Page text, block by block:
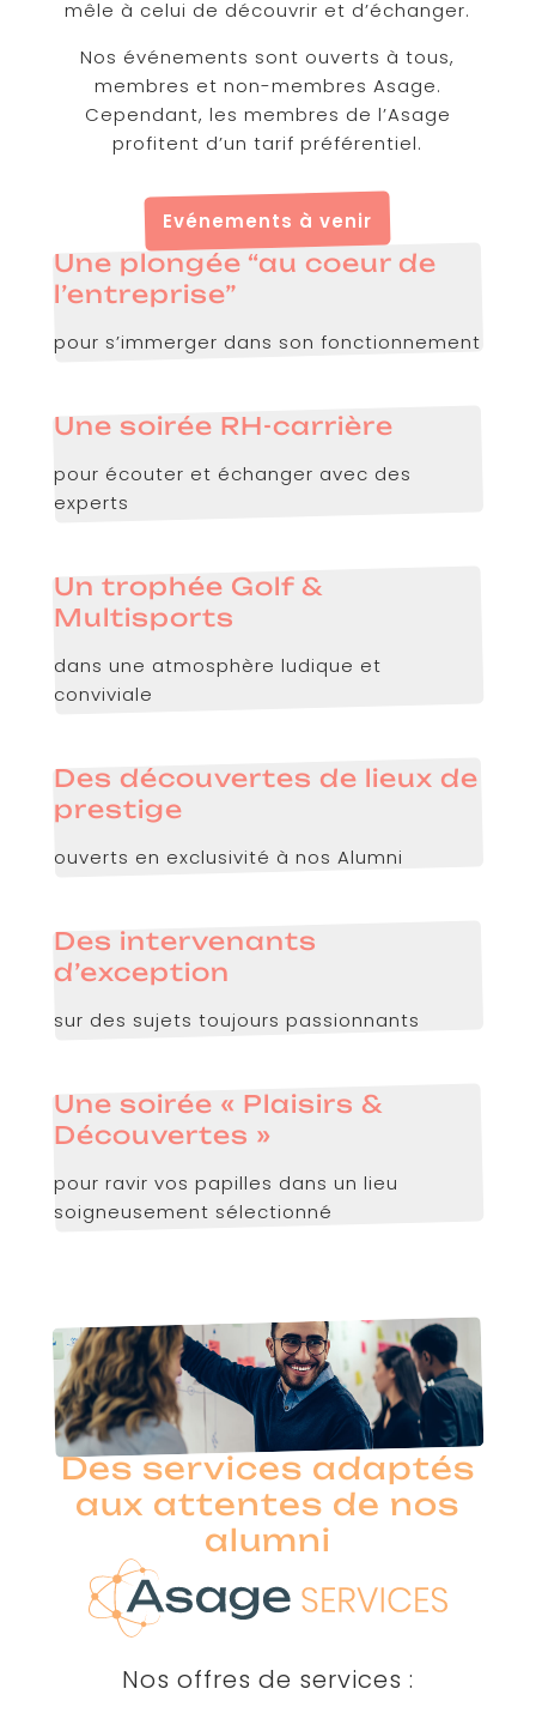
mêle à celui de découvrir et d’échanger.
Nos événements sont ouverts à tous,
membres et non-membres Asage.
Cependant, les membres de l’Asage
profitent d’un tarif préférentiel.
Evénements à venir
Une plongée “au coeur de
l’entreprise”
pour s’immerger dans son fonctionnement
Une soirée RH-carrière
pour écouter et échanger avec des
experts
Un trophée Golf &
Multisports
dans une atmosphère ludique et
conviviale
Des découvertes de lieux de
prestige
ouverts en exclusivité à nos Alumni
Des intervenants
d’exception
sur des sujets toujours passionnants
Une soirée « Plaisirs &
Découvertes »
pour ravir vos papilles dans un lieu
soigneusement sélectionné
Des services adaptés
aux attentes de nos
alumni
Nos offres de services :